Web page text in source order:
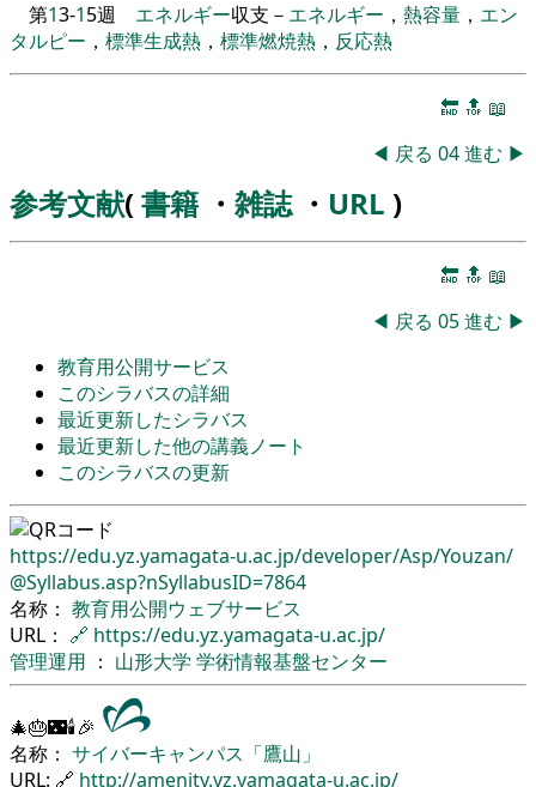
第13-15週 エネルギー収支－ エネルギー ， 熱容量 ， エン
タルピー ， 標準生成熱 ， 標準燃焼熱 ， 反応熱
🔚 🔝 📖
◀ 戻る 04進む ▶
参考文献(書籍 ・ 雑誌・ URL )
🔚 🔝 📖
◀ 戻る 05進む ▶
教育用公開サービス
このシラバスの詳細
最近更新したシラバス
最近更新した他の講義ノート
このシラバスの更新
https://edu.yz.yamagata-u.ac.jp/developer/Asp/Youzan/
@Syllabus.asp?nSyllabusID=7864
名称： 教育用公開ウェブサービス
URL： 🔗 https://edu.yz.yamagata-u.ac.jp/
管理運用 ： 山形大学 学術情報基盤センター
🎄🎂🌃🕯🎉
名称： サイバーキャンパス「鷹山」
URL: 🔗 http://amenity.yz.yamagata-u.ac.jp/